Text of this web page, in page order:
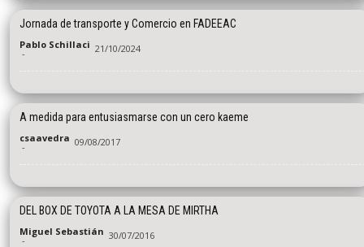
Jornada de transporte y Comercio en FADEEAC
Pablo Schillaci
- 21/10/2024
A medida para entusiasmarse con un cero kaeme
csaavedra
- 09/08/2017
DEL BOX DE TOYOTA A LA MESA DE MIRTHA
Miguel Sebastián
- 30/07/2016